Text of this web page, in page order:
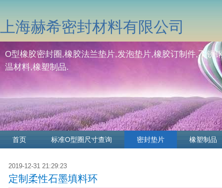
上海赫希密封材料有限公司
O型橡胶密封圈,橡胶法兰垫片,发泡垫片,橡胶订制件,不锈
温材料,橡塑制品.
首页 标准O型圈尺寸查询 密封垫片 橡塑制品
2019-12-31 21:29:23
定制柔性石墨填料环